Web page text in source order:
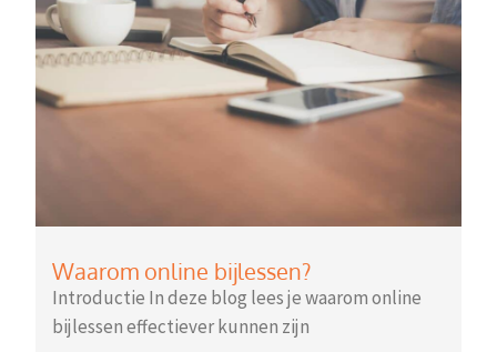
Waarom online bijlessen?
Introductie In deze blog lees je waarom online
bijlessen effectiever kunnen zijn